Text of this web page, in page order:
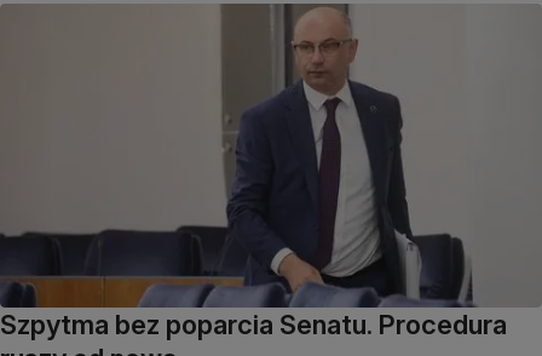
Szpytma bez poparcia Senatu. Procedura